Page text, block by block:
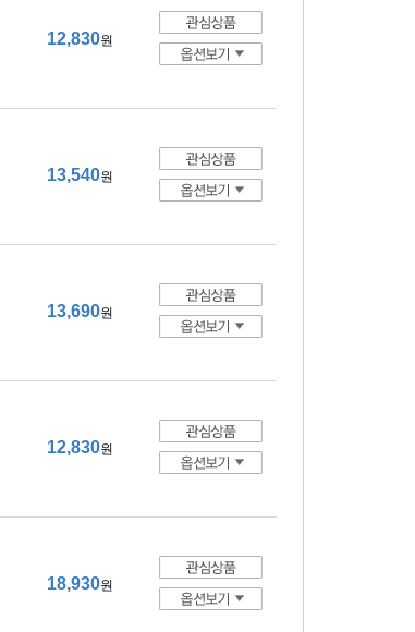
12,830원
13,540원
13,690원
12,830원
18,930원